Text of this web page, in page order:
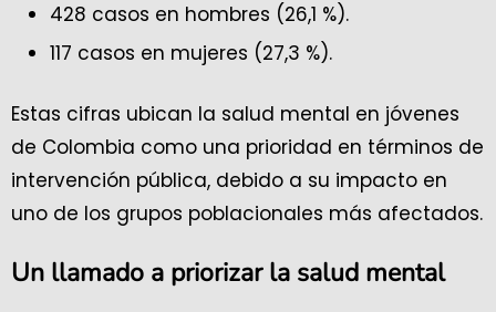
428 casos en hombres (26,1 %).
117 casos en mujeres (27,3 %).
Estas cifras ubican la salud mental en jóvenes
de Colombia como una prioridad en términos de
intervención pública, debido a su impacto en
uno de los grupos poblacionales más afectados.
Un llamado a priorizar la salud mental